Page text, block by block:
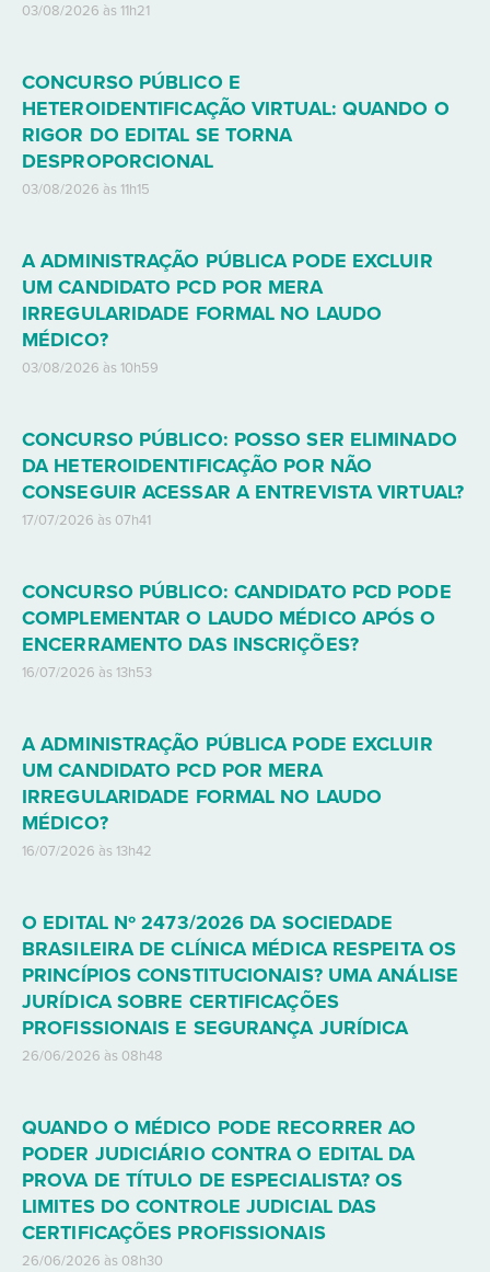
03/08/2026 às 11h21
CONCURSO PÚBLICO E
HETEROIDENTIFICAÇÃO VIRTUAL: QUANDO O
RIGOR DO EDITAL SE TORNA
DESPROPORCIONAL
03/08/2026 às 11h15
A ADMINISTRAÇÃO PÚBLICA PODE EXCLUIR
UM CANDIDATO PCD POR MERA
IRREGULARIDADE FORMAL NO LAUDO
MÉDICO?
03/08/2026 às 10h59
CONCURSO PÚBLICO: POSSO SER ELIMINADO
DA HETEROIDENTIFICAÇÃO POR NÃO
CONSEGUIR ACESSAR A ENTREVISTA VIRTUAL?
17/07/2026 às 07h41
CONCURSO PÚBLICO: CANDIDATO PCD PODE
COMPLEMENTAR O LAUDO MÉDICO APÓS O
ENCERRAMENTO DAS INSCRIÇÕES?
16/07/2026 às 13h53
A ADMINISTRAÇÃO PÚBLICA PODE EXCLUIR
UM CANDIDATO PCD POR MERA
IRREGULARIDADE FORMAL NO LAUDO
MÉDICO?
16/07/2026 às 13h42
O EDITAL Nº 2473/2026 DA SOCIEDADE
BRASILEIRA DE CLÍNICA MÉDICA RESPEITA OS
PRINCÍPIOS CONSTITUCIONAIS? UMA ANÁLISE
JURÍDICA SOBRE CERTIFICAÇÕES
PROFISSIONAIS E SEGURANÇA JURÍDICA
26/06/2026 às 08h48
QUANDO O MÉDICO PODE RECORRER AO
PODER JUDICIÁRIO CONTRA O EDITAL DA
PROVA DE TÍTULO DE ESPECIALISTA? OS
LIMITES DO CONTROLE JUDICIAL DAS
CERTIFICAÇÕES PROFISSIONAIS
26/06/2026 às 08h30